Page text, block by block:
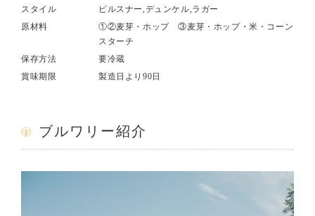
スタイル
ピルスナー,デュンケル,ラガー
原材料
①②麦芽・ホップ ③麦芽・ホップ・米・コーン
スターチ
保存方法
要冷蔵
賞味期限
製造日より90日
ブルワリー紹介